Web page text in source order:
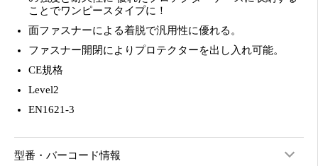
ことでワンピースタイプに！
面ファスナーによる着脱で汎用性に優れる。
ファスナー開閉によりプロテクターを出し入れ可能。
CE規格
Level2
EN1621-3
型番・バーコード情報